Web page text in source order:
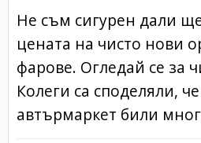
Не съм сигурен дали
цената на чисто нови
фарове. Огледай се за
Колеги са споделяли,
автърмаркет били